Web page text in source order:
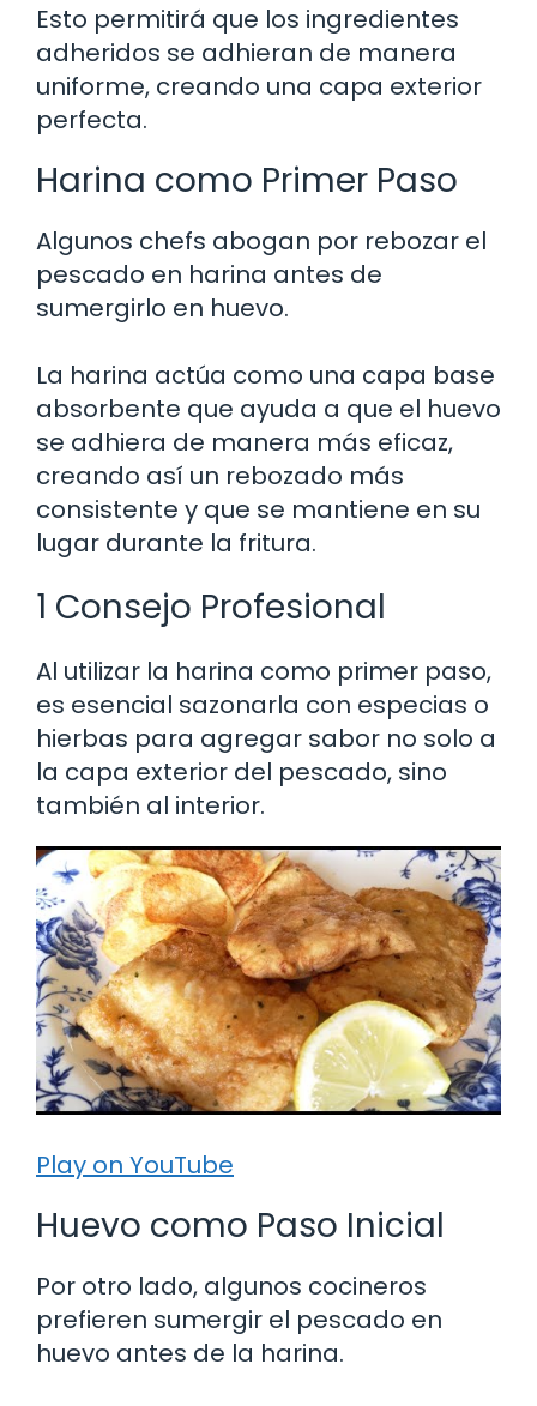
Esto permitirá que los ingredientes
adheridos se adhieran de manera
uniforme, creando una capa exterior
perfecta.
Harina como Primer Paso
Algunos chefs abogan por rebozar el
pescado en harina antes de
sumergirlo en huevo.
La harina actúa como una capa base
absorbente que ayuda a que el huevo
se adhiera de manera más eficaz,
creando así un rebozado más
consistente y que se mantiene en su
lugar durante la fritura.
1 Consejo Profesional
Al utilizar la harina como primer paso,
es esencial sazonarla con especias o
hierbas para agregar sabor no solo a
la capa exterior del pescado, sino
también al interior.
Play on YouTube
Huevo como Paso Inicial
Por otro lado, algunos cocineros
prefieren sumergir el pescado en
huevo antes de la harina.